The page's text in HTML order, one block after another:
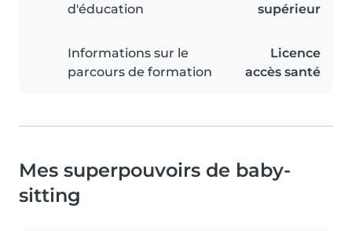
d'éducation
supérieur
Informations sur le
parcours de formation
Licence
accès santé
Mes superpouvoirs de baby-
sitting